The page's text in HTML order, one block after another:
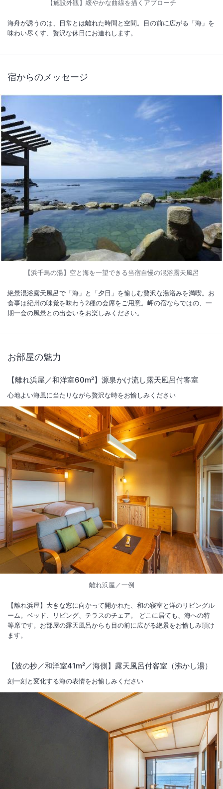
大浴場あり
温泉
駐車場あり
2025年7月1日（火）宿泊分より、特定原材料等29品目のアレルギーを
お持ちのお客様への食事提供方法を変更することとなりました。過去に
ご宿泊いただきましたお客様を含む、食物アレルギーをお持ちの全ての
お客様へのご案内となりますので必ずお読みください。詳細は宿公式ホ
ームページ記載の食物アレルギー対応ポリシーをご確認ください。※バ
イキングの場合は「低アレルゲンメニュー」のご提供ではなく、特定原
材料8品目の表示をしております
【施設外観】緩やかな曲線を描くアプローチ
海舟が誘うのは、日常とは離れた時間と空間。目の前に広がる「海」を
味わい尽くす、贅沢な休日にお連れします。
宿からのメッセージ
【浜千鳥の湯】空と海を一望できる当宿自慢の混浴露天風呂
絶景混浴露天風呂で「海」と「夕日」を愉しむ贅沢な湯浴みを満喫。お
食事は紀州の味覚を味わう2種の会席をご用意。岬の宿ならではの、一
期一会の風景との出会いをお楽しみください。
お部屋の魅力
【離れ浜屋／和洋室60m²】源泉かけ流し露天風呂付客室
心地よい海風に当たりながら贅沢な時をお愉しみください
離れ浜屋／一例
【離れ浜屋】大きな窓に向かって開かれた、和の寝室と洋のリビングル
ーム。ベッド、リビング、テラスのチェア。 どこに居ても、海への特
等席です。お部屋の露天風呂からも目の前に広がる絶景をお愉しみ頂け
ます。
【波の抄／和洋室41m²／海側】露天風呂付客室（沸かし湯）
刻一刻と変化する海の表情をお愉しみください